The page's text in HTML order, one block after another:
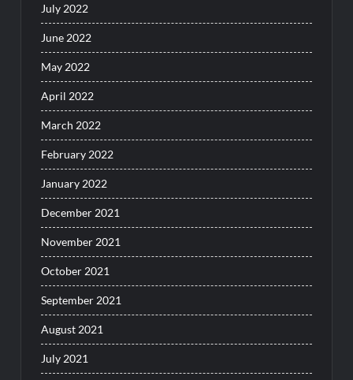
July 2022
June 2022
May 2022
April 2022
March 2022
February 2022
January 2022
December 2021
November 2021
October 2021
September 2021
August 2021
July 2021